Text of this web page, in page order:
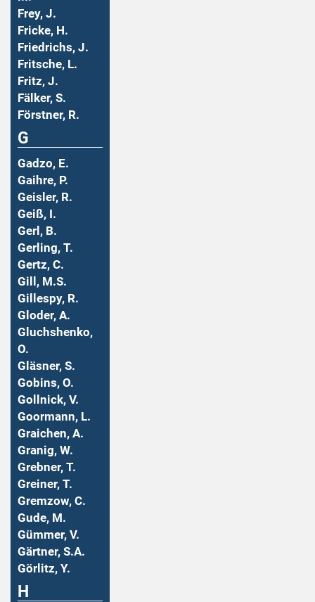
Frey, J.
Fricke, H.
Friedrichs, J.
Fritsche, L.
Fritz, J.
Fälker, S.
Förstner, R.
G
Gadzo, E.
Gaihre, P.
Geisler, R.
Geiß, I.
Gerl, B.
Gerling, T.
Gertz, C.
Gill, M.S.
Gillespy, R.
Gloder, A.
Gluchshenko,
O.
Gläsner, S.
Gobins, O.
Gollnick, V.
Goormann, L.
Graichen, A.
Granig, W.
Grebner, T.
Greiner, T.
Gremzow, C.
Gude, M.
Gümmer, V.
Gärtner, S.A.
Görlitz, Y.
H